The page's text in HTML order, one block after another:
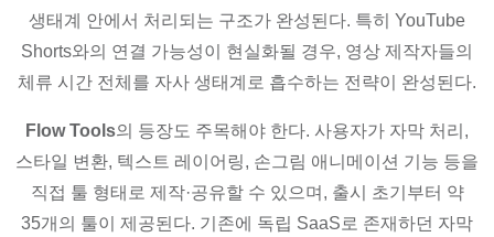
생태계 안에서 처리되는 구조가 완성된다. 특히 YouTube
Shorts와의 연결 가능성이 현실화될 경우, 영상 제작자들의
체류 시간 전체를 자사 생태계로 흡수하는 전략이 완성된다.
Flow Tools의 등장도 주목해야 한다. 사용자가 자막 처리,
스타일 변환, 텍스트 레이어링, 손그림 애니메이션 기능 등을
직접 툴 형태로 제작·공유할 수 있으며, 출시 초기부터 약
35개의 툴이 제공된다. 기존에 독립 SaaS로 존재하던 자막